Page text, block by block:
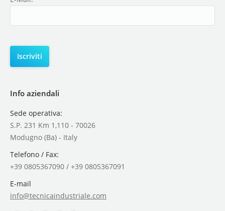
Info aziendali
Sede operativa:
S.P. 231 Km 1,110 - 70026
Modugno (Ba) - Italy
Telefono / Fax:
+39 0805367090 / +39 0805367091
E-mail
info@tecnicaindustriale.com